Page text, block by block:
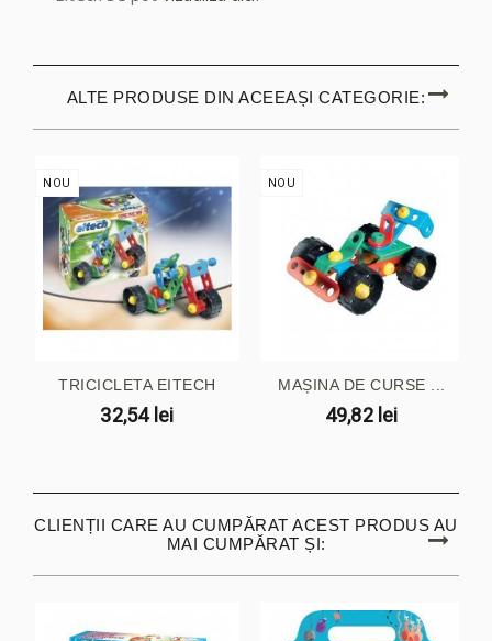
ALTE PRODUSE DIN ACEEAȘI CATEGORIE:
NOU
TRICICLETA EITECH
32,54 lei
NOU
MAȘINA DE CURSE ...
49,82 lei
CLIENȚII CARE AU CUMPĂRAT ACEST PRODUS AU
MAI CUMPĂRAT ȘI: